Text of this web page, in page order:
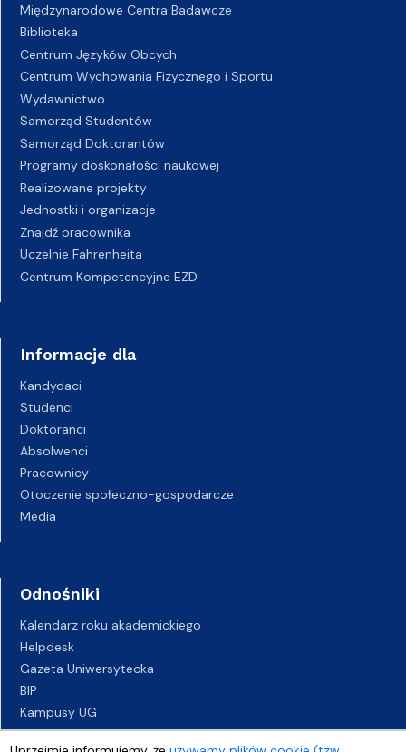
Międzynarodowe Centra Badawcze
Biblioteka
Centrum Języków Obcych
Centrum Wychowania Fizycznego i Sportu
Wydawnictwo
Samorząd Studentów
Samorząd Doktorantów
Programy doskonałości naukowej
Realizowane projekty
Jednostki i organizacje
Znajdź pracownika
Uczelnie Fahrenheita
Centrum Kompetencyjne EZD
Informacje dla
Kandydaci
Studenci
Doktoranci
Absolwenci
Pracownicy
Otoczenie społeczno-gospodarcze
Media
Odnośniki
Kalendarz roku akademickiego
Helpdesk
Gazeta Uniwersytecka
BIP
Kampusy UG
Biuro Karier UG